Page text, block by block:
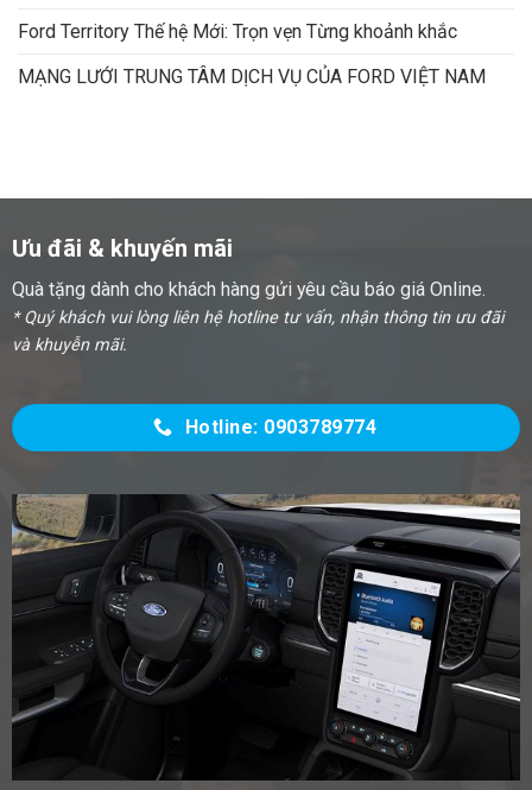
Ford Territory Thế hệ Mới: Trọn vẹn Từng khoảnh khắc
MẠNG LƯỚI TRUNG TÂM DỊCH VỤ CỦA FORD VIỆT NAM
Ưu đãi & khuyến mãi
Quà tặng dành cho khách hàng gửi yêu cầu báo giá Online.
* Quý khách vui lòng liên hệ hotline tư vấn, nhận thông tin ưu đãi
và khuyễn mãi.
Hotline: 0903789774